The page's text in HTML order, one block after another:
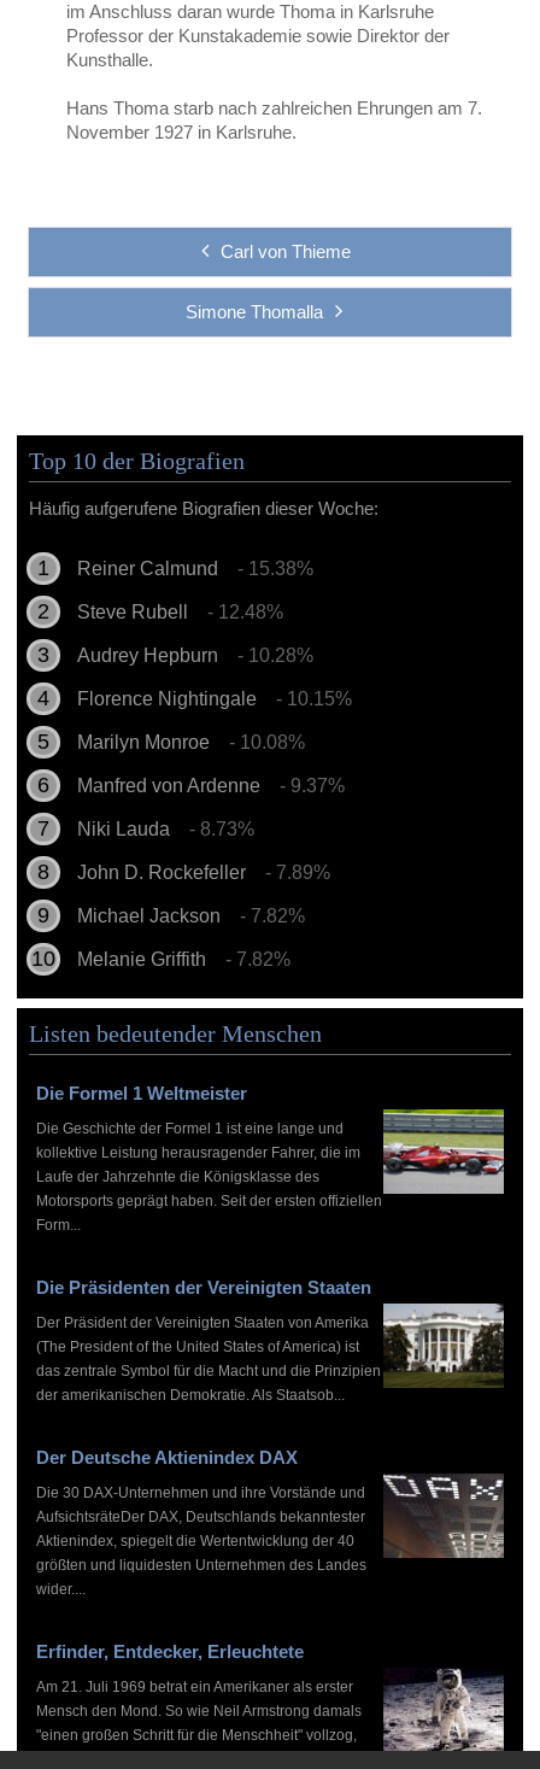
im Anschluss daran wurde Thoma in Karlsruhe
Professor der Kunstakademie sowie Direktor der
Kunsthalle.
Hans Thoma starb nach zahlreichen Ehrungen am 7.
November 1927 in Karlsruhe.
Carl von Thieme
Simone Thomalla
Top 10 der Biografien
Häufig aufgerufene Biografien dieser Woche:
Reiner Calmund - 15.38%
Steve Rubell - 12.48%
Audrey Hepburn - 10.28%
Florence Nightingale - 10.15%
Marilyn Monroe - 10.08%
Manfred von Ardenne - 9.37%
Niki Lauda - 8.73%
John D. Rockefeller - 7.89%
Michael Jackson - 7.82%
Melanie Griffith - 7.82%
Listen bedeutender Menschen
Die Formel 1 Weltmeister
Die Geschichte der Formel 1 ist eine lange und
kollektive Leistung herausragender Fahrer, die im
Laufe der Jahrzehnte die Königsklasse des
Motorsports geprägt haben. Seit der ersten offiziellen
Form...
Die Präsidenten der Vereinigten Staaten
Der Präsident der Vereinigten Staaten von Amerika
(The President of the United States of America) ist
das zentrale Symbol für die Macht und die Prinzipien
der amerikanischen Demokratie. Als Staatsob...
Der Deutsche Aktienindex DAX
Die 30 DAX-Unternehmen und ihre Vorstände und
AufsichtsräteDer DAX, Deutschlands bekanntester
Aktienindex, spiegelt die Wertentwicklung der 40
größten und liquidesten Unternehmen des Landes
wider....
Erfinder, Entdecker, Erleuchtete
Am 21. Juli 1969 betrat ein Amerikaner als erster
Mensch den Mond. So wie Neil Armstrong damals
"einen großen Schritt für die Menschheit" vollzog,